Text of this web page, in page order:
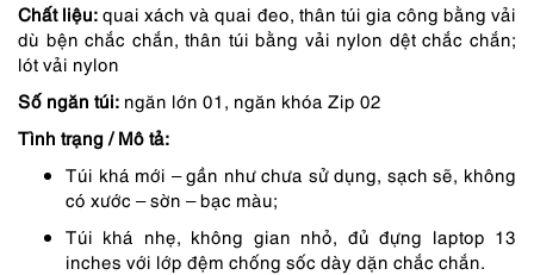
550,000 ₫.
là:
Chất liệu: quai xách và quai đeo, thân túi gia công bằng vải
dù bện chắc chắn, thân túi bằng vải nylon dệt chắc chắn;
lót vải nylon
Số ngăn túi: ngăn lớn 01, ngăn khóa Zip 02
Tình trạng / Mô tả:
Túi khá mới – gần như chưa sử dụng, sạch sẽ, không
có xước – sờn – bạc màu;
Túi khá nhẹ, không gian nhỏ, đủ đựng laptop 13
inches với lớp đệm chống sốc dày dặn chắc chắn.